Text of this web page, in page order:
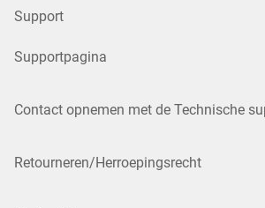
Support
Supportpagina
Contact opnemen met de Technische
Retourneren/Herroepingsrecht